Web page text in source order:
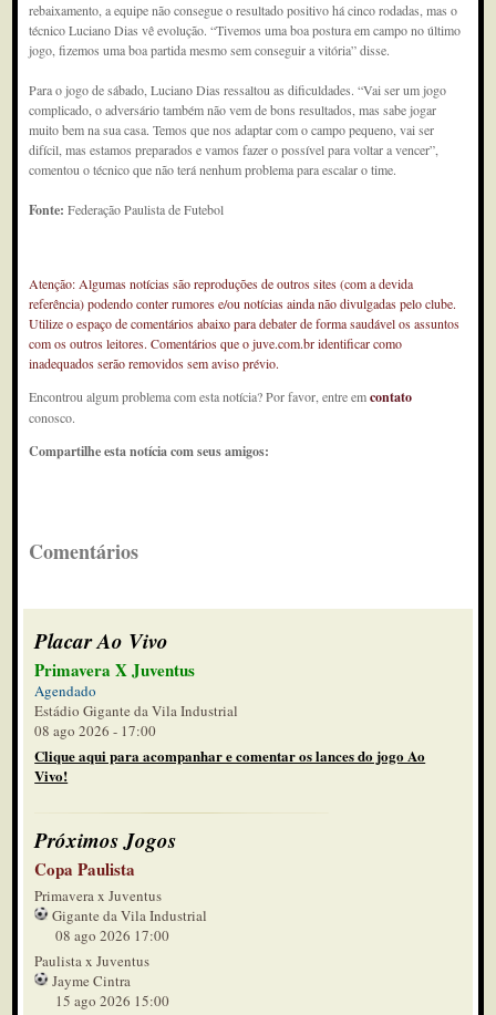
rebaixamento, a equipe não consegue o resultado positivo há cinco rodadas, mas o
técnico Luciano Dias vê evolução. “Tivemos uma boa postura em campo no último
jogo, fizemos uma boa partida mesmo sem conseguir a vitória” disse.
Para o jogo de sábado, Luciano Dias ressaltou as dificuldades. “Vai ser um jogo
complicado, o adversário também não vem de bons resultados, mas sabe jogar
muito bem na sua casa. Temos que nos adaptar com o campo pequeno, vai ser
difícil, mas estamos preparados e vamos fazer o possível para voltar a vencer”,
comentou o técnico que não terá nenhum problema para escalar o time.
Fonte:Federação Paulista de Futebol
Atenção: Algumas notícias são reproduções de outros sites (com a devida
referência) podendo conter rumores e/ou notícias ainda não divulgadas pelo clube.
Utilize o espaço de comentários abaixo para debater de forma saudável os assuntos
com os outros leitores. Comentários que o juve.com.br identificar como
inadequados serão removidos sem aviso prévio.
Encontrou algum problema com esta notícia? Por favor, entre emcontato
conosco.
Compartilhe esta notícia com seus amigos:
Comentários
Placar Ao Vivo
Primavera X Juventus
Agendado
Estádio Gigante da Vila Industrial
08 ago 2026 - 17:00
Clique aqui para acompanhar e comentar os lances do jogo Ao
Vivo!
Próximos Jogos
Copa Paulista
Primavera x Juventus
Gigante da Vila Industrial
08 ago 2026 17:00
Paulista x Juventus
Jayme Cintra
15 ago 2026 15:00